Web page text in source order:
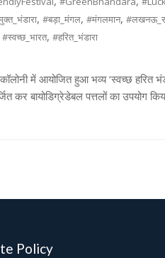
, #बड़ा_मंगल, #मंगलमान,
#स्वच्छ_भारत, #हरित_भंडारा
में आयोजित हुआ भव्य ‘स्वच्छ हरित
कर बायोडिग्रेडेबल पत्तलों का
Policy